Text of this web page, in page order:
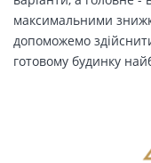
максимальними
допоможемо
готовому будинку